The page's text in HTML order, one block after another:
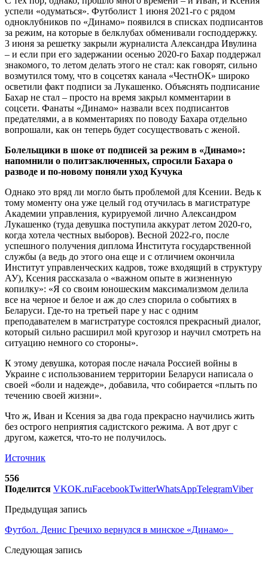
успели «одуматься». Футболист 1 июня 2021-го с рядом
одноклубников по «Динамо» появился в списках подписантов
за режим, на которые в белклубах обменивали господдержку.
3 июня за решетку закрыли журналиста Александра Ивулина
– и если при его задержании осенью 2020-го Бахар поддержал
знакомого, то летом делать этого не стал: как говорят, сильно
возмутился тому, что в соцсетях канала «ЧестнОК» широко
осветили факт подписи за Лукашенко. Объяснять подписание
Бахар не стал – просто на время закрыл комментарии в
соцсети. Фанаты «Динамо» назвали всех подписантов
предателями, а в комментариях по поводу Бахара отдельно
вопрошали, как он теперь будет сосуществовать с женой.
Болельщики в шоке от подписей за режим в «Динамо»:
напомнили о политзаключенных, спросили Бахара о
разводе и по-новому поняли уход Кучука
Однако это вряд ли могло быть проблемой для Ксении. Ведь к
тому моменту она уже целый год отучилась в магистратуре
Академии управления, курируемой лично Александром
Лукашенко (туда девушка поступила аккурат летом 2020-го,
когда хотела честных выборов). Весной 2022-го, после
успешного получения диплома Института государственной
службы (а ведь до этого она еще и с отличием окончила
Институт управленческих кадров, тоже входящий в структуру
АУ), Ксения рассказала о «важном опыте в жизненную
копилку»: «Я со своим юношеским максимализмом делила
все на черное и белое и аж до слез спорила о событиях в
Беларуси. Где-то на третьей паре у нас с одним
преподавателем в магистратуре состоялся прекрасный диалог,
который сильно расширил мой кругозор и научил смотреть на
ситуацию немного со стороны».
К этому девушка, которая после начала Россией войны в
Украине с использованием территории Беларуси написала о
своей «боли и надежде», добавила, что собирается «плыть по
течению своей жизни».
Что ж, Иван и Ксения за два года прекрасно научились жить
без острого неприятия садистского режима. А вот друг с
другом, кажется, что-то не получилось.
Источник
556
Поделится VKOK.ruFacebookTwitterWhatsAppTelegramViber
Предыдущая запись
Футбол. Денис Гречихо вернулся в минское «Динамо»
Следующая запись